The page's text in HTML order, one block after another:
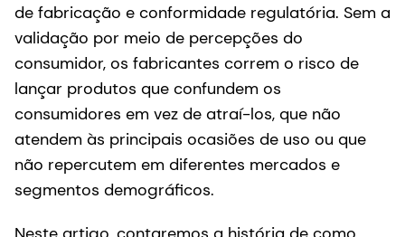
de fabricação e conformidade regulatória. Sem a
validação por meio de percepções do
consumidor, os fabricantes correm o risco de
lançar produtos que confundem os
consumidores em vez de atraí-los, que não
atendem às principais ocasiões de uso ou que
não repercutem em diferentes mercados e
segmentos demográficos.